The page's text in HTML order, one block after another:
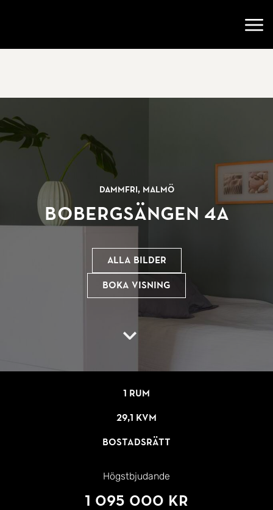
Dammfri, Malmö
Bobergsängen 4A
Alla bilder
Boka visning
1 rum
29,1 kvm
Bostadsrätt
Högstbjudande
1 095 000 kr